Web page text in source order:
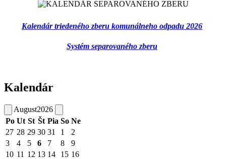
Kalendár triedeného zberu komunálneho odpadu 2026
Systém separovaného zberu
Kalendár
August2026
Po Ut St Št Pia So Ne
27 28 29 30 31 1
2
3
4 5 6 7 8
9
10 11 12 13 14 15 16